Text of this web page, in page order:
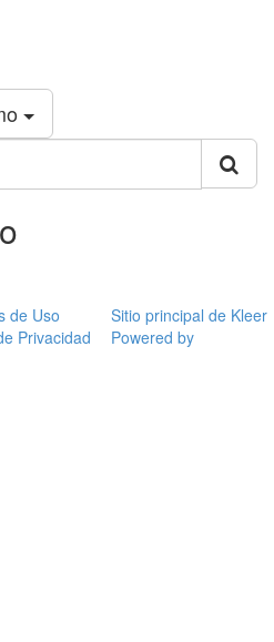
de Uso
Privacidad
Sitio principal de Kleer
Powered by